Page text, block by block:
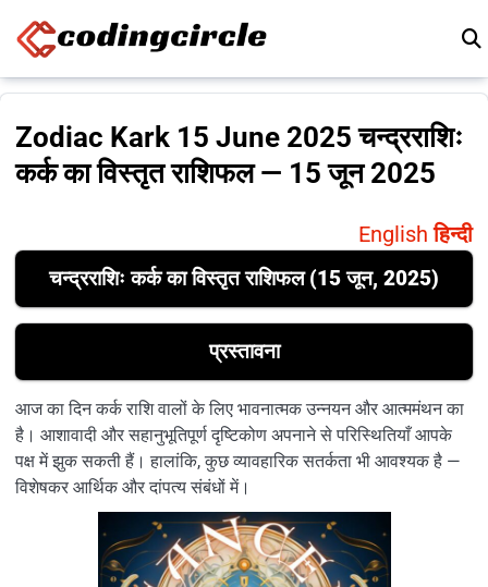
Zodiac Kark 15 June 2025 चन्द्रराशिः
कर्क का विस्तृत राशिफल — 15 जून 2025
English हिन्दी
चन्द्रराशिः कर्क का विस्तृत राशिफल (15 जून, 2025)
प्रस्तावना
आज का दिन कर्क राशि वालों के लिए भावनात्मक उन्नयन और आत्ममंथन का
है। आशावादी और सहानुभूतिपूर्ण दृष्टिकोण अपनाने से परिस्थितियाँ आपके
पक्ष में झुक सकती हैं। हालांकि, कुछ व्यावहारिक सतर्कता भी आवश्यक है —
विशेषकर आर्थिक और दांपत्य संबंधों में।